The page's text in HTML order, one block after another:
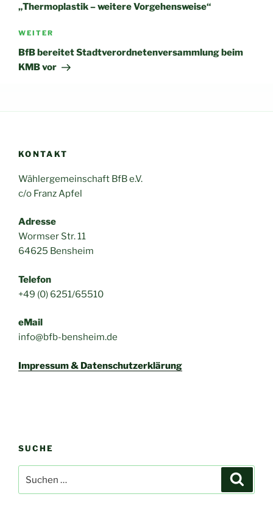
„Thermoplastik – weitere Vorgehensweise“
Nächster
Beitrag
WEITER
BfB bereitet Stadtverordnetenversammlung beim
KMB vor
KONTAKT
Wählergemeinschaft BfB e.V.
c/o Franz Apfel
Adresse
Wormser Str. 11
64625 Bensheim
Telefon
+49 (0) 6251/65510
eMail
info@bfb-bensheim.de
Impressum & Datenschutzerklärung
SUCHE
nach: